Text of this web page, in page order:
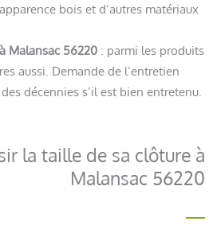
bois et d’autres matériaux
Malansac 56220 : parmi les produits
aussi. Demande de l’entretien
décennies s’il est bien entretenu.
la taille de sa clôture à
Malansac 56220